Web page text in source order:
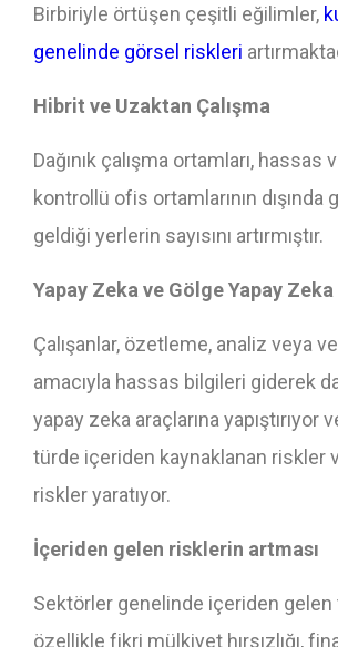
Birbiriyle örtüşen çeşitli eğilimler,
genelinde görsel riskleri
Hibrit ve Uzaktan Çalışma
Dağınık çalışma ortamları, hassas
kontrollü ofis ortamlarının dışında
geldiği yerlerin sayısını artırmıştır.
Yapay Zeka ve Gölge Yapay Zeka
Çalışanlar, özetleme, analiz veya
amacıyla hassas bilgileri giderek
yapay zeka araçlarına yapıştırıyor
türde içeriden kaynaklanan riskler
riskler yaratıyor.
İçeriden gelen risklerin artması
Sektörler genelinde içeriden gelen
özellikle fikri mülkiyet hırsızlığı,